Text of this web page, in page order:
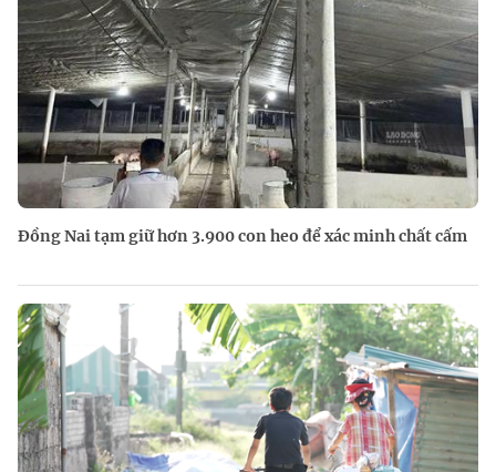
Đồng Nai tạm giữ hơn 3.900 con heo để xác minh chất cấm